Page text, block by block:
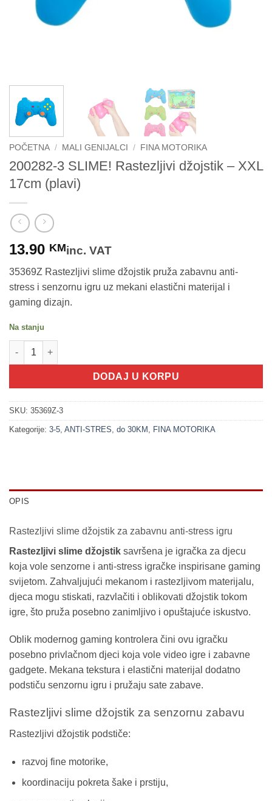
POČETNA / MALI GENIJALCI / FINA MOTORIKA
200282-3 SLIME! Rastezljivi džojstik – XXL
17cm (plavi)
13.90 KMinc. VAT
35369Z Rastezljivi slime džojstik pruža zabavnu anti-
stress i senzornu igru uz mekani elastični materijal i
gaming dizajn.
Na stanju
200282-3 SLIME! Rastezljivi džojstik - XXL 17cm (plavi) količina
DODAJ U KORPU
SKU: 35369Z-3
Kategorije: 3-5 ANTI-STRES do 30KM FINA MOTORIKA
OPIS
Rastezljivi slime džojstik za zabavnu anti-stress igru
Rastezljivi slime džojstik savršena je igračka za djecu
koja vole senzorne i anti-stress igračke inspirisane gaming
svijetom. Zahvaljujući mekanom i rastezljivom materijalu,
djeca mogu stiskati, razvlačiti i oblikovati džojstik tokom
igre, što pruža posebno zanimljivo i opuštajuće iskustvo.
Oblik modernog gaming kontrolera čini ovu igračku
posebno privlačnom djeci koja vole video igre i zabavne
gadgete. Mekana tekstura i elastični materijal dodatno
podstiču senzornu igru i pružaju sate zabave.
Rastezljivi slime džojstik za senzornu zabavu
Rastezljivi džojstik podstiče:
razvoj fine motorike,
koordinaciju pokreta šake i prstiju,